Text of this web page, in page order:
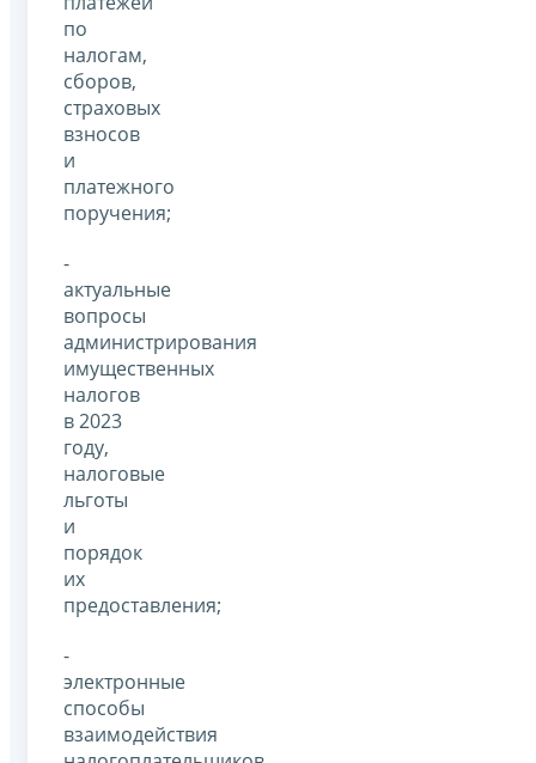
по
налогам,
сборов,
страховых
взносов
и
платежного
поручения;
-
актуальные
вопросы
администрирования
имущественных
налогов
в 2023
году,
налоговые
льготы
и
порядок
их
предоставления;
-
электронные
способы
взаимодействия